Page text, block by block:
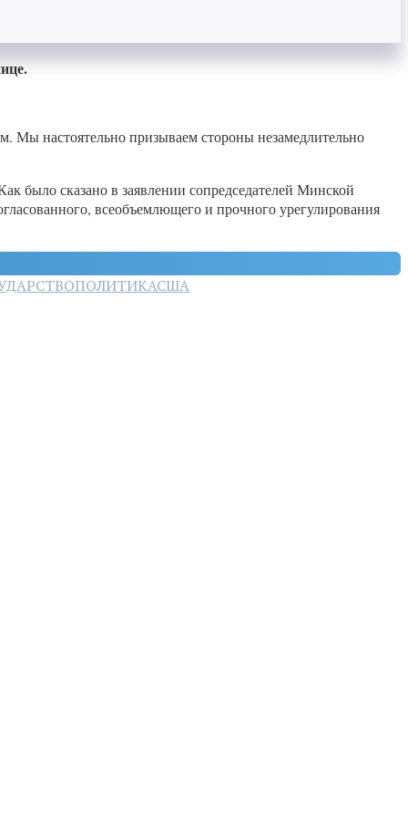
настоятельно призываем стороны незамедлительно
было сказано в заявлении сопредседателей Минской
всеобъемлющего и прочного урегулирования
ПОЛИТИКАСША